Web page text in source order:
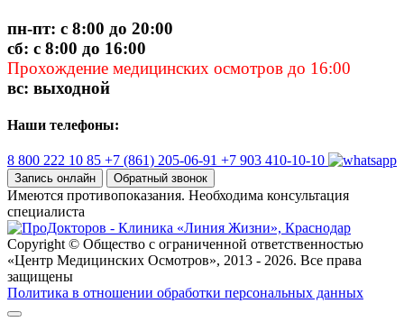
пн-пт: с 8:00 до 20:00
сб: с 8:00 до 16:00
Прохождение медицинских осмотров до 16:00
вс: выходной
Наши телефоны:
8 800 222 10 85 +7 (861) 205-06-91 +7 903 410-10-10
Запись онлайн Обратный звонок
Имеются противопоказания. Необходима консультация
специалиста
Copyright © Общество с ограниченной ответственностью
«Центр Медицинских Осмотров», 2013 - 2026. Все права
защищены
Политика в отношении обработки персональных данных